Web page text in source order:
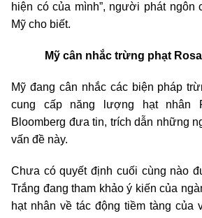
hiện có của mình”, người phát ngôn
Mỹ cho biết.
Mỹ cân nhắc trừng phạt
Mỹ đang cân nhắc các biện pháp
cung cấp năng lượng hạt nhân
Bloomberg đưa tin, trích dẫn những
vấn đề này.
Chưa có quyết định cuối cùng nào
Trắng đang tham khảo ý kiến của
hạt nhân về tác động tiềm tàng của